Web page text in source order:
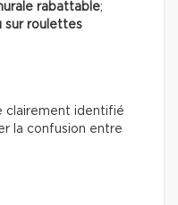
rabattable;
sur roulettes
clairement identifié
la confusion entre